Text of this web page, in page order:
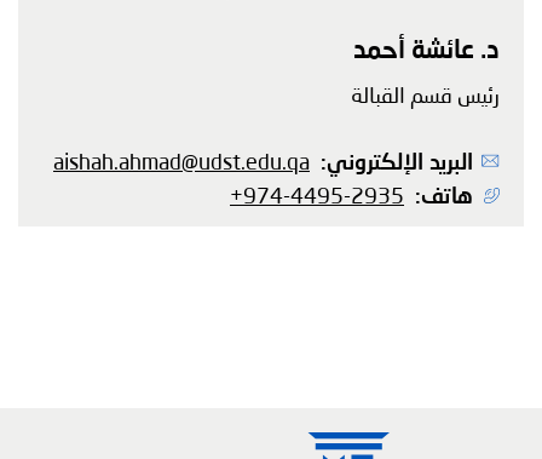
الاسم
د. عائشة أحمد
المنصب
رئيس قسم القبالة
البريد الإلكتروني
aishah.ahmad@udst.edu.qa
هاتف
+974-4495-2935